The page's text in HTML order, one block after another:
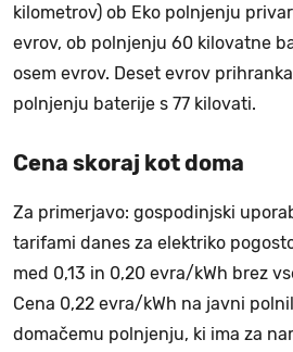
kilometrov) ob Eko polnjenju
evrov, ob polnjenju 60 kilovatne
osem evrov. Deset evrov
polnjenju baterije s 77 kilovati.
Cena skoraj kot doma
Za primerjavo: gospodinjski
tarifami danes za elektriko
med 0,13 in 0,20 evra/kWh brez
Cena 0,22 evra/kWh na javni
domačemu polnjenju, ki ima za